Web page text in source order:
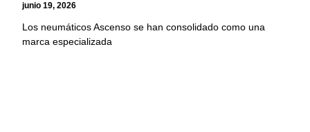
junio 19, 2026
Los neumáticos Ascenso se han consolidado como una
marca especializada